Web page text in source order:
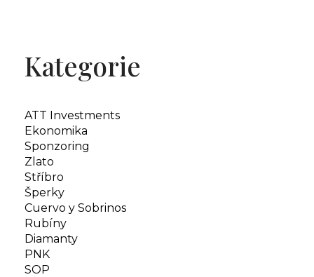
Kategorie
ATT Investments
Ekonomika
Sponzoring
Zlato
Stříbro
Šperky
Cuervo y Sobrinos
Rubíny
Diamanty
PNK
SOP